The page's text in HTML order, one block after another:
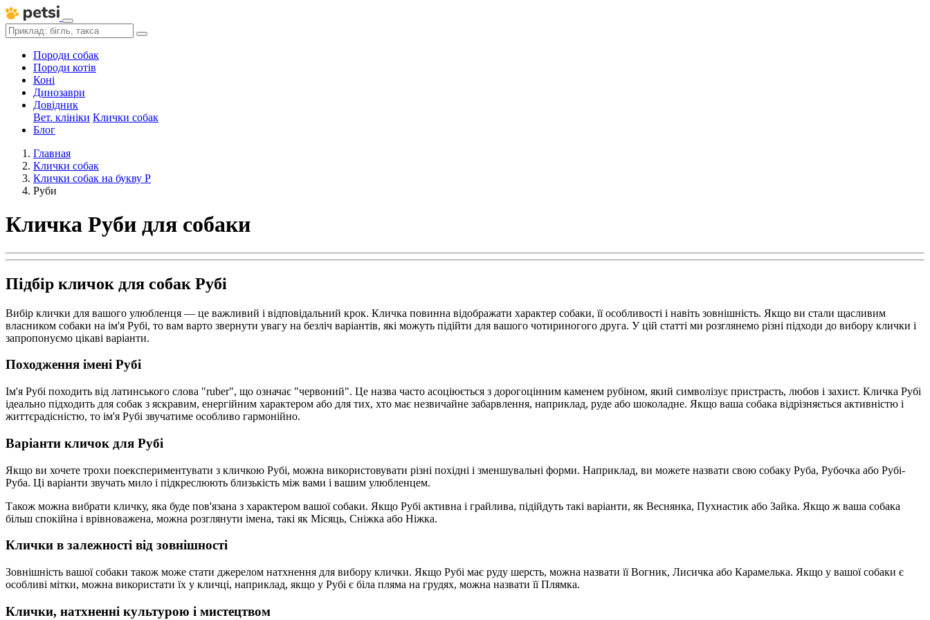
Породи собак
Породи котів
Коні
Динозаври
Довідник
Вет. клініки Клички собак
Блог
Главная
Клички собак
Клички собак на букву Р
Руби
Кличка Руби для собаки
Підбір кличок для собак Рубі
Вибір клички для вашого улюбленця — це важливий і відповідальний крок. Кличка повинна відображати характер собаки, її особливості і навіть зовнішність. Якщо ви стали щасливим
власником собаки на ім'я Рубі, то вам варто звернути увагу на безліч варіантів, які можуть підійти для вашого чотириногого друга. У цій статті ми розглянемо різні підходи до вибору клички і
запропонуємо цікаві варіанти.
Походження імені Рубі
Ім'я Рубі походить від латинського слова "ruber", що означає "червоний". Це назва часто асоціюється з дорогоцінним каменем рубіном, який символізує пристрасть, любов і захист. Кличка Рубі
ідеально підходить для собак з яскравим, енергійним характером або для тих, хто має незвичайне забарвлення, наприклад, руде або шоколадне. Якщо ваша собака відрізняється активністю і
життєрадісністю, то ім'я Рубі звучатиме особливо гармонійно.
Варіанти кличок для Рубі
Якщо ви хочете трохи поекспериментувати з кличкою Рубі, можна використовувати різні похідні і зменшувальні форми. Наприклад, ви можете назвати свою собаку Руба, Рубочка або Рубі-
Руба. Ці варіанти звучать мило і підкреслюють близькість між вами і вашим улюбленцем.
Також можна вибрати кличку, яка буде пов'язана з характером вашої собаки. Якщо Рубі активна і грайлива, підійдуть такі варіанти, як Веснянка, Пухнастик або Зайка. Якщо ж ваша собака
більш спокійна і врівноважена, можна розглянути імена, такі як Місяць, Сніжка або Ніжка.
Клички в залежності від зовнішності
Зовнішність вашої собаки також може стати джерелом натхнення для вибору клички. Якщо Рубі має руду шерсть, можна назвати її Вогник, Лисичка або Карамелька. Якщо у вашої собаки є
особливі мітки, можна використати їх у кличці, наприклад, якщо у Рубі є біла пляма на грудях, можна назвати її Плямка.
Клички, натхненні культурою і мистецтвом